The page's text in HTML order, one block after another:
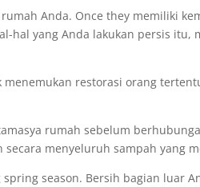
Anda. Once they memiliki
hal yang Anda lakukan persis
restorasi orang
rumah sebelum
menyeluruh sampah yang
season. Bersih bagian luar